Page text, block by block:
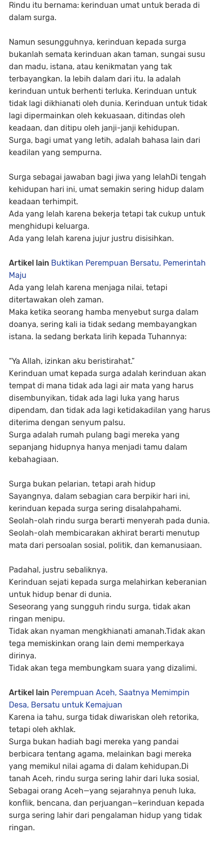
Rindu itu bernama: kerinduan umat untuk berada di
dalam surga.
Namun sesungguhnya, kerinduan kepada surga
bukanlah semata kerinduan akan taman, sungai susu
dan madu, istana, atau kenikmatan yang tak
terbayangkan. Ia lebih dalam dari itu. Ia adalah
kerinduan untuk berhenti terluka. Kerinduan untuk
tidak lagi dikhianati oleh dunia. Kerinduan untuk tidak
lagi dipermainkan oleh kekuasaan, ditindas oleh
keadaan, dan ditipu oleh janji-janji kehidupan.
Surga, bagi umat yang letih, adalah bahasa lain dari
keadilan yang sempurna.
Surga sebagai jawaban bagi jiwa yang lelahDi tengah
kehidupan hari ini, umat semakin sering hidup dalam
keadaan terhimpit.
Ada yang lelah karena bekerja tetapi tak cukup untuk
menghidupi keluarga.
Ada yang lelah karena jujur justru disisihkan.
Artikel lain Buktikan Perempuan Bersatu, Pemerintah
Maju
Ada yang lelah karena menjaga nilai, tetapi
ditertawakan oleh zaman.
Maka ketika seorang hamba menyebut surga dalam
doanya, sering kali ia tidak sedang membayangkan
istana. Ia sedang berkata lirih kepada Tuhannya:
“Ya Allah, izinkan aku beristirahat.”
Kerinduan umat kepada surga adalah kerinduan akan
tempat di mana tidak ada lagi air mata yang harus
disembunyikan, tidak ada lagi luka yang harus
dipendam, dan tidak ada lagi ketidakadilan yang harus
diterima dengan senyum palsu.
Surga adalah rumah pulang bagi mereka yang
sepanjang hidupnya hanya menjadi tamu dalam
kebahagiaan.
Surga bukan pelarian, tetapi arah hidup
Sayangnya, dalam sebagian cara berpikir hari ini,
kerinduan kepada surga sering disalahpahami.
Seolah-olah rindu surga berarti menyerah pada dunia.
Seolah-olah membicarakan akhirat berarti menutup
mata dari persoalan sosial, politik, dan kemanusiaan.
Padahal, justru sebaliknya.
Kerinduan sejati kepada surga melahirkan keberanian
untuk hidup benar di dunia.
Seseorang yang sungguh rindu surga, tidak akan
ringan menipu.
Tidak akan nyaman mengkhianati amanah.Tidak akan
tega memiskinkan orang lain demi memperkaya
dirinya.
Tidak akan tega membungkam suara yang dizalimi.
Artikel lain Perempuan Aceh, Saatnya Memimpin
Desa, Bersatu untuk Kemajuan
Karena ia tahu, surga tidak diwariskan oleh retorika,
tetapi oleh akhlak.
Surga bukan hadiah bagi mereka yang pandai
berbicara tentang agama, melainkan bagi mereka
yang memikul nilai agama di dalam kehidupan.Di
tanah Aceh, rindu surga sering lahir dari luka sosial,
Sebagai orang Aceh—yang sejarahnya penuh luka,
konflik, bencana, dan perjuangan—kerinduan kepada
surga sering lahir dari pengalaman hidup yang tidak
ringan.